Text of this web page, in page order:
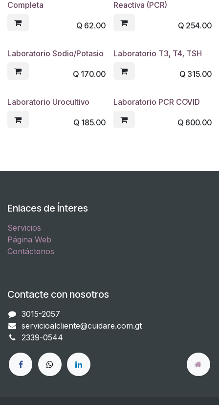
Completa
Q 62.00
Reactiva (PCR)
Q 254.00
Laboratorio Sodio/Potasio
Q 170.00
Laboratorio T3, T4, TSH
Q 315.00
Laboratorio Urocultivo
Q 185.00
Laboratorio PCR COVID
Q 600.00
Enlaces de Ínteres
Servicios
Página Web
Contáctenos
Contacte con nosotros
3015-2057
servicioalcliente@cuidare.com.gt
2339-0544